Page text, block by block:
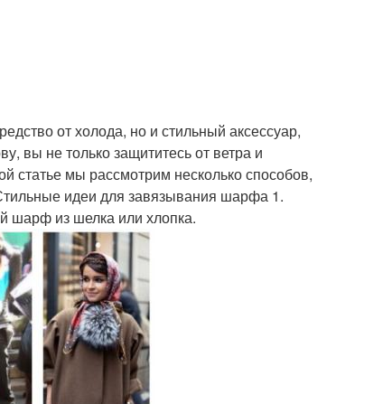
от холода, но и стильный аксессуар,
вы не только защититесь от ветра и
статье мы рассмотрим несколько способов,
идеи для завязывания шарфа 1.
шарф из шелка или хлопка.